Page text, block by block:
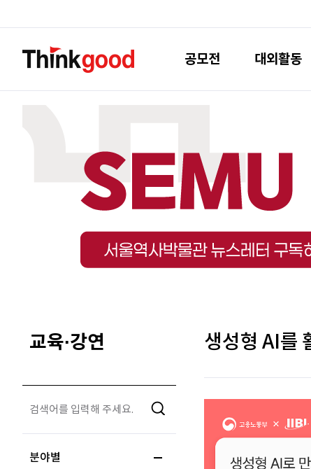
공모전 대외활동
교육·강연
분야별
생성형 AI를